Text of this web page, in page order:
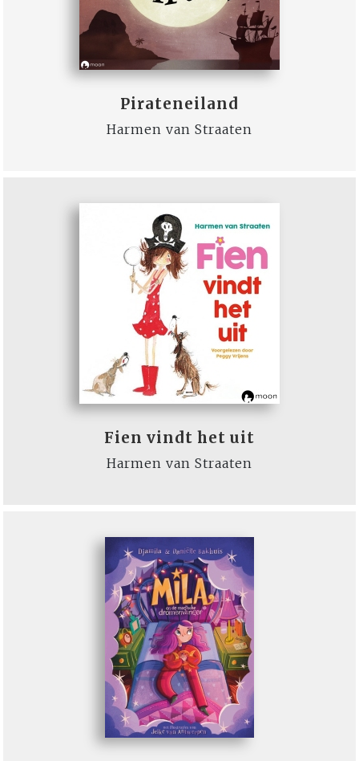
Pirateneiland
Harmen van Straaten
Fien vindt het uit
Harmen van Straaten